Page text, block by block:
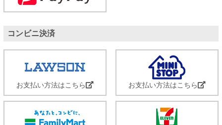
コンビニ決済
お支払い方法はこちら お支払い方法はこちら